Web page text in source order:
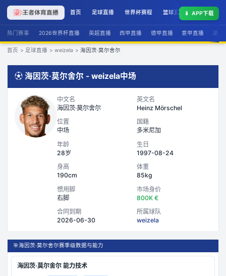
首页 足球直播 世界杯赛程 篮球直播 联赛积分
📱 APP下载
热门赛事 2026世界杯直播 英超直播 西甲直播 德甲直播 意甲直播 法甲
首页 > 足球直播 > weizela > 海因茨·莫尔舍尔
⚽ 海因茨·莫尔舍尔 - weizela中场
中文名
海因茨·莫尔舍尔
英文名
Heinz Mörschel
位置
中场
国籍
多米尼加
年龄
28岁
生日
1997-08-24
身高
190cm
体重
85kg
惯用脚
右脚
市场身价
800K €
合同到期
2026-06-30
所属球队
weizela
🎯海因茨·莫尔舍尔赛季级数据与能力
海因茨·莫尔舍尔能力技术